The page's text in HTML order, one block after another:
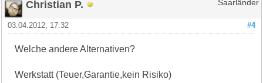
Christian P. Saarländer
#4
03.04.2012, 17:32
Welche andere Alternativen?
Werkstatt (Teuer,Garantie,kein Risiko)